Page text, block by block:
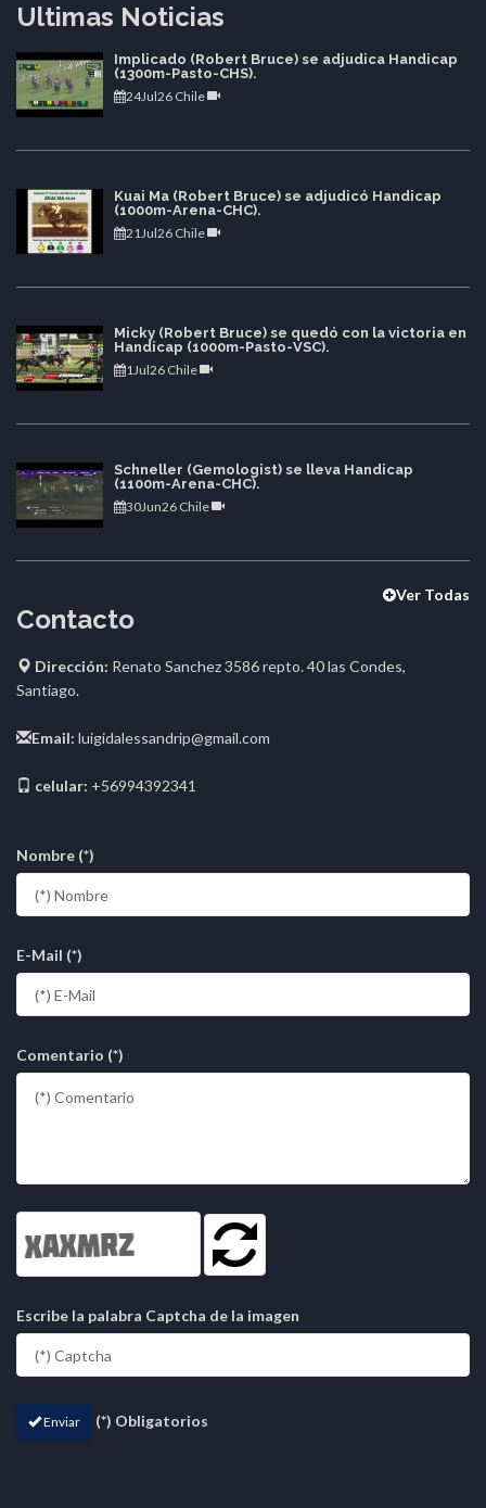
Ultimas Noticias
Implicado (Robert Bruce) se adjudica Handicap
(1300m-Pasto-CHS).
24Jul26 Chile
Kuai Ma (Robert Bruce) se adjudicó Handicap
(1000m-Arena-CHC).
21Jul26 Chile
Micky (Robert Bruce) se quedó con la victoria en
Handicap (1000m-Pasto-VSC).
1Jul26 Chile
Schneller (Gemologist) se lleva Handicap
(1100m-Arena-CHC).
30Jun26 Chile
Ver Todas
Contacto
Dirección: Renato Sanchez 3586 repto. 40 las Condes,
Santiago.
Email: luigidalessandrip@gmail.com
celular: +56994392341
Nombre (*)
E-Mail (*)
Comentario (*)
Escribe la palabra Captcha de la imagen
Enviar (*) Obligatorios